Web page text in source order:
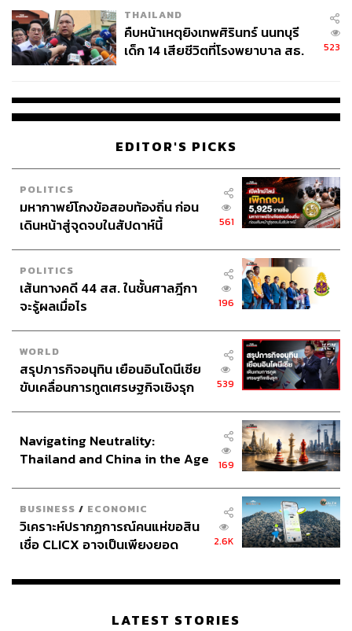
32.64 บาท ณ วันที่ 30 เมษายน 2569
ภาพ:ภาพ : Walter Cicchetti / Shutterstock
อ้างอิง:
https://www.wsj.com/cfo-journal/kpmg-to-lay-off-4-of-
https://www.businessinsider.com/kpmg-laying-off-4-o
f-advisory-team-slowing-demand-2026-4
https://www.wsj.com/cfo-journal/kpmg-cutting-10-of-u
-s-audit-partners-after-voluntary-retirement-push-falls
-short-5fd0d005
https://www.businessinsider.com/deloitte-cuts-down-
benefits-for-some-workers-big-four-ai-2026-4
สามารถติดตาม THE STANDARD WEALTH
ผ่านแอปพลิเคชันต่างๆ ที่คุณสะดวกหรือใช้งานอยู่แล้วได้เลย
TAGS: ปลดพนักงาน ธุรกิจที่ปรึกษา
KPMG
Business Insider
Deloitte
The Wall Street Journal
เศรษฐกิจโลก
THAILAND
คืบหน้าเหตุยิงเทพศิรินทร์ นนทบุรี
เด็ก 14 เสียชีวิตที่โรงพยาบาล สธ.
523
EDITOR'S PICKS
POLITICS
มหากาพย์โกงข้อสอบท้องถิ่น ก่อน
เดินหน้าสู่จุดจบในสัปดาห์นี้
561
POLITICS
เส้นทางคดี 44 สส. ในชั้นศาลฎีกา
จะรู้ผลเมื่อไร
196
WORLD
สรุปภารกิจอนุทิน เยือนอินโดนีเซีย
ขับเคลื่อนการทูตเศรษฐกิจเชิงรุก
539
Navigating Neutrality:
Thailand and China in the Age
169
BUSINESS / ECONOMIC
วิเคราะห์ปรากฏการณ์คนแห่ขอสิน
เชื่อ CLICX อาจเป็นเพียงยอด
เรือนไทยที่ถูกซุกไว้
2.6K
LATEST STORIES